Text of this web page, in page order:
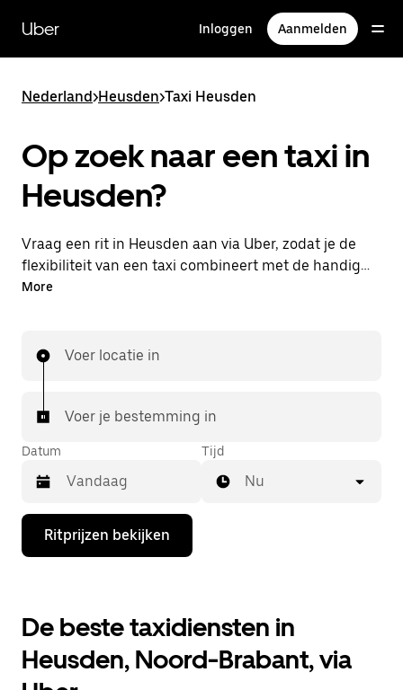
naar
hoofdinhoud
Uber Inloggen Aanmelden
Nederland>Heusden>Taxi Heusden
Op zoek naar een taxi in
Heusden?
Vraag een rit in Heusden aan via Uber, zodat je de
flexibiliteit van een taxi combineert met de handige
functies in de app. Je kunt on-demand een
Je rit is binnen handbereik.
More
Voer locatie in
Voer je bestemming in
Datum
Druk
de
de
agenda
te
openen
en
Tijd
Nu
Ritprijzen bekijken
De beste taxidiensten in
Heusden, Noord-Brabant, via